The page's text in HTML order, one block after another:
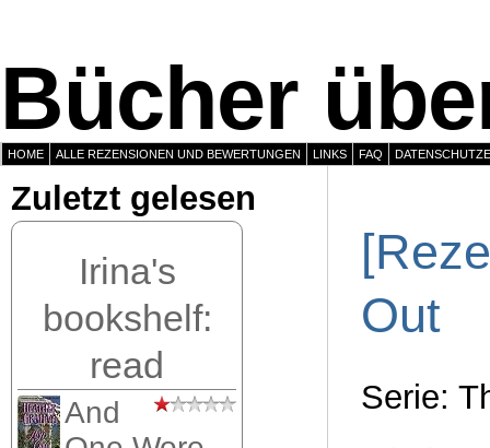
Bücher
HOME ALLE REZENSIONEN UND BEWERTUNGEN LINKS FAQ
Zuletzt gelesen
Irina's
bookshelf:
read
And
Out
Serie: